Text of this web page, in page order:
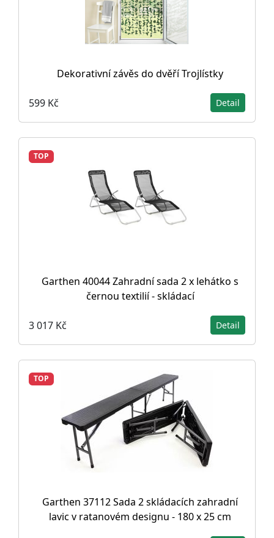
Dekorativní závěs do dvěří Trojlístky
599 Kč Detail
TOP
Garthen 40044 Zahradní sada 2 x lehátko s
černou textilií - skládací
3 017 Kč Detail
TOP
Garthen 37112 Sada 2 skládacích zahradní
lavic v ratanovém designu - 180 x 25 cm